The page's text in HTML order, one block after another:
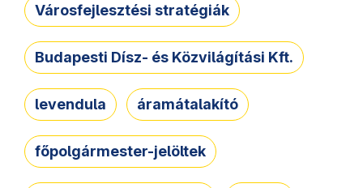
Városfejlesztési stratégiák
Budapesti Dísz- és Közvilágítási Kft.
levendula áramátalakító
főpolgármester-jelöltek